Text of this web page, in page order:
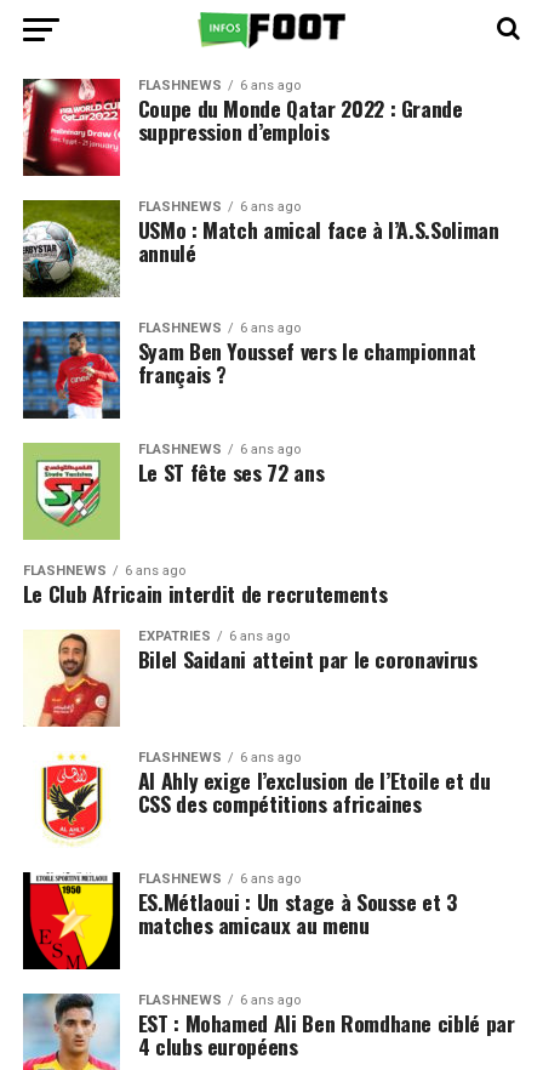
FLASHNEWS 6 ans ago
Coupe du Monde Qatar 2022 : Grande
suppression d’emplois
FLASHNEWS 6 ans ago
USMo : Match amical face à l’A.S.Soliman
annulé
FLASHNEWS 6 ans ago
Syam Ben Youssef vers le championnat
français ?
FLASHNEWS 6 ans ago
Le ST fête ses 72 ans
FLASHNEWS 6 ans ago
Le Club Africain interdit de recrutements
EXPATRIÉS 6 ans ago
Bilel Saidani atteint par le coronavirus
FLASHNEWS 6 ans ago
Al Ahly exige l’exclusion de l’Etoile et du
CSS des compétitions africaines
FLASHNEWS 6 ans ago
ES.Métlaoui : Un stage à Sousse et 3
matches amicaux au menu
FLASHNEWS 6 ans ago
EST : Mohamed Ali Ben Romdhane ciblé par
4 clubs européens